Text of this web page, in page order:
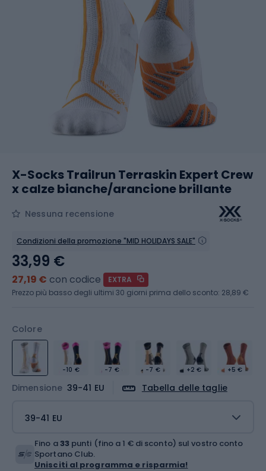
X-Socks Trailrun Terraskin Expert Crew
x calze bianche/arancione brillante
Nessuna recensione
Condizioni della promozione "MID HOLIDAYS SALE"
Colore
-10 € -7 € -7 € +2 € +5 €
Dimensione 39-41 EU Tabella delle taglie
39-41 EU
33,99 €
27,19 € con codice
EXTRA
Prezzo più basso degli ultimi 30 giorni prima dello sconto: 28,89 €
Fino a33 punti (fino a 1 € di sconto) sul vostro conto
Sportano Club.
Unisciti al programma e risparmia!